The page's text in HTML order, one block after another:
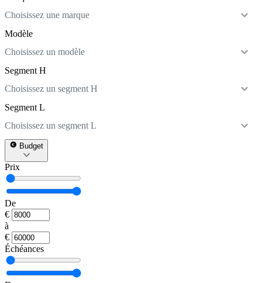
Choisissez une marque
Modèle
Choisissez un modèle
Segment H
Choisissez un segment H
Segment L
Choisissez un segment L
Budget
Prix
De
€
à
€
Échéances